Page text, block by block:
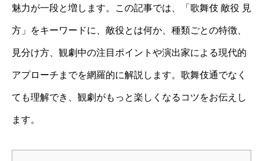
魅力が一段と増します。この記事では、「歌舞伎 敵役 見
方」をキーワードに、敵役とは何か、種類ごとの特徴、
見分け方、観劇中の注目ポイントや演出家による現代的
アプローチまでを網羅的に解説します。歌舞伎通でなく
ても理解でき、観劇がもっと楽しくなるコツをお伝えし
ます。